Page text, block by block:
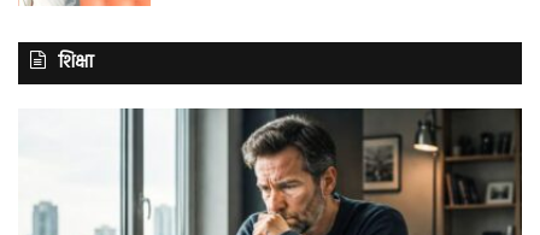
शिक्षा